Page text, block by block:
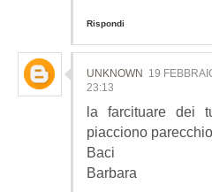
Rispondi
UNKNOWN
19
23:13
la farcituare dei
piacciono
Baci
Barbara